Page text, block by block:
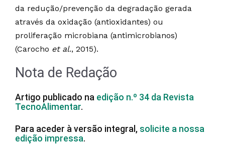
da redução/prevenção da degradação gerada
através da oxidação (antioxidantes) ou
proliferação microbiana (antimicrobianos)
(Carocho et al., 2015).
Nota de Redação
Artigo publicado na edição n.º 34 da Revista
TecnoAlimentar.
Para aceder à versão integral, solicite a nossa
edição impressa.